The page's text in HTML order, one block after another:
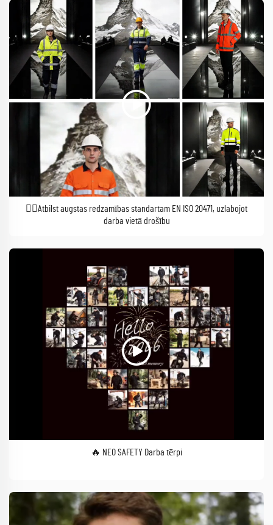
👷‍♂️Atbilst augstas redzamības standartam EN ISO 20471, uzlabojot
darba vietā drošību
🔥 NEO SAFETY Darba tērpi